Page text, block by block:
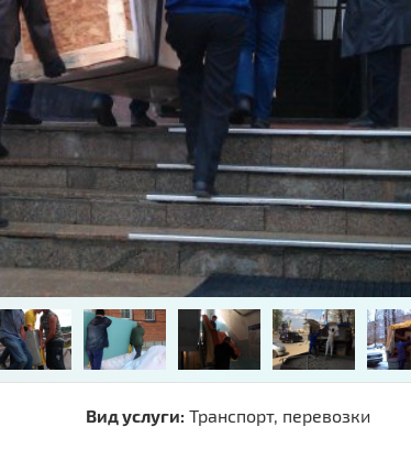
Вид услуги: Транспорт, перевозки